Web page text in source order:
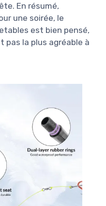
En résumé,
une soirée, le
est bien pensé,
pas la plus agréable à